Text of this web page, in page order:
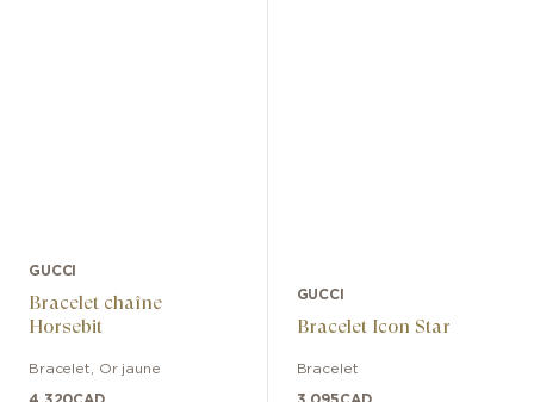
GUCCI
Bracelet chaîne
Horsebit
Bracelet Or jaune
4,320CAD
GUCCI
Bracelet Icon Star
Bracelet
3,095CAD